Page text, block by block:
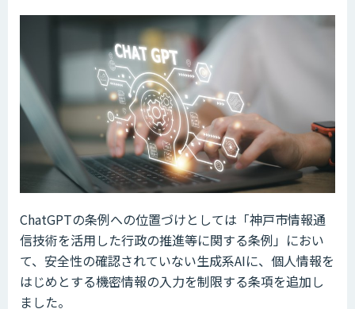
ChatGPTの条例への位置づけとしては「神戸市情報通
信技術を活用した行政の推進等に関する条例」におい
て、安全性の確認されていない生成系AIに、個人情報を
はじめとする機密情報の入力を制限する条項を追加し
ました。